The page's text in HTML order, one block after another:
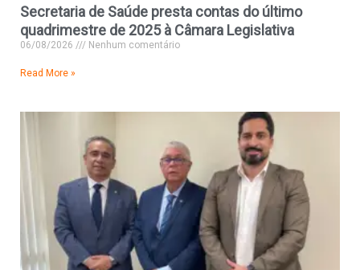
Secretaria de Saúde presta contas do último
quadrimestre de 2025 à Câmara Legislativa
06/08/2026 Nenhum comentário
Read More »